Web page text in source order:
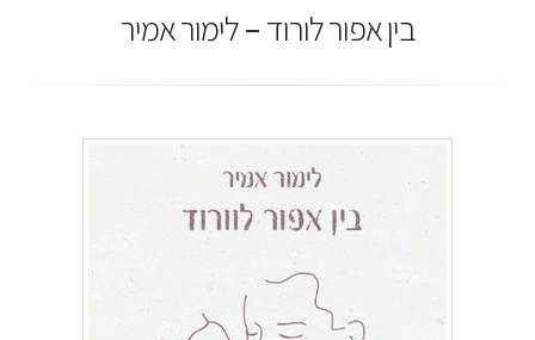
בין אפור לורוד – לימור אמיר